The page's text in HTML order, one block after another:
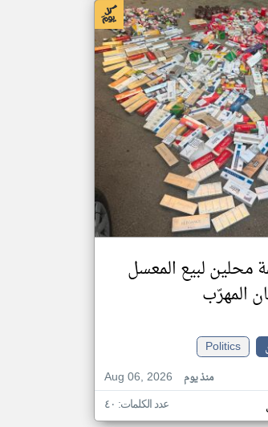
محلين لبيع المعسل
المهرّب
Politics
Aug 06, 2026
منذ يوم
عدد الكلمات: ٤٠